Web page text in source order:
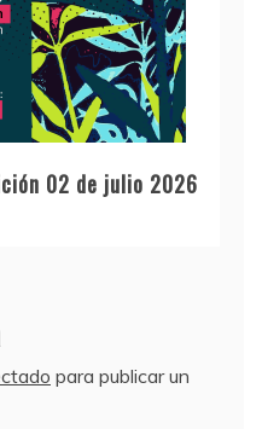
02 de julio 2026
para publicar un